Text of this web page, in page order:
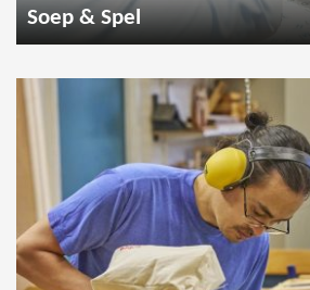
Soep & Spel